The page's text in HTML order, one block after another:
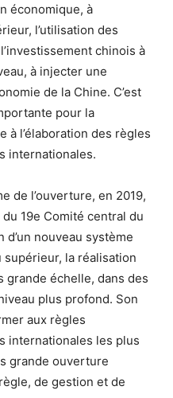
économique, à
l’utilisation des
chinois à
à injecter une
de la Chine. C’est
pour la
à l’élaboration des règles
internationales.
de l’ouverture, en 2019,
19e Comité central du
nouveau système
la réalisation
grande échelle, dans des
plus profond. Son
aux règles
internationales les plus
grande ouverture
de gestion et de